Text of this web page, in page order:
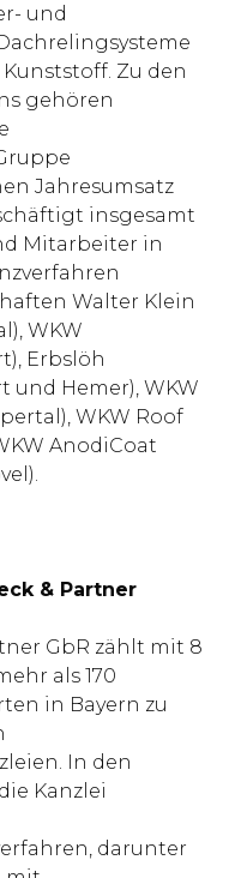
und
Zu den
gehören
Jahresumsatz
insgesamt
Mitarbeiter in
Walter Klein
WKW
Erbslöh
und Hemer), WKW
WKW Roof
AnodiCoat
& Partner
GbR zählt mit 8
als 170
in Bayern zu
In den
Kanzlei
darunter